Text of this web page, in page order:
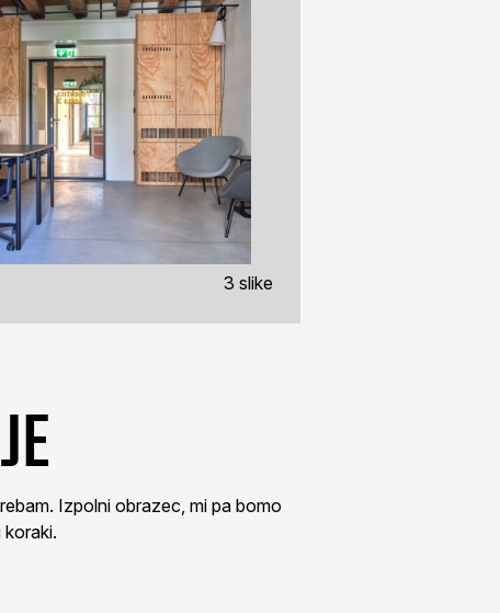
3 slike
Izpolni obrazec, mi pa bomo